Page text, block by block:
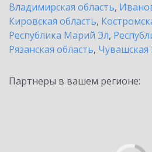
Владимирская область,
Кировская область,
Республика Марий Эл,
Рязанская область, Чувашская
Партнеры в вашем регионе: